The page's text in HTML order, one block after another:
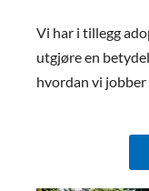
Vi har i tillegg
utgjøre en
hvordan vi